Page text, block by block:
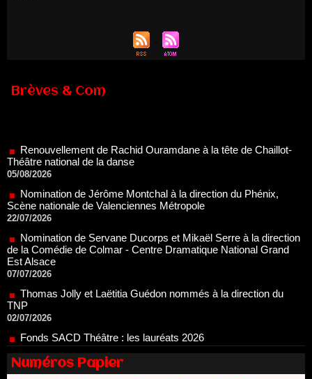
Brèves & Com
05/08/2026
Nomination de Jérôme Montchal à la direction du Phénix,
Scène nationale de Valenciennes Métropole
22/07/2026
Nomination de Servane Ducorps et Mikaël Serre à la direction
de la Comédie de Colmar - Centre Dramatique National Grand
Est Alsace
07/07/2026
Thomas Jolly et Laëtitia Guédon nommés à la direction du
TNP
02/07/2026
Fonds SACD Théâtre : les lauréats 2026
23/06/2026
Dispositif ARTCENA Écrire pour le cirque, les lauréats 2026 !
20/06/2026
Le palmarès des prix SACD 2026
Numéros Papier